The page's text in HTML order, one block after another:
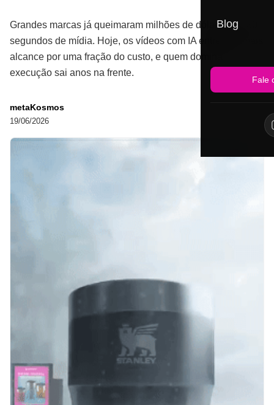
Blog
Fale
Grandes marcas já queimaram milhões de dólares em 30
segundos de mídia. Hoje, os vídeos com IA entregam mais
alcance por uma fração do custo, e quem domina a
execução sai anos na frente.
metaKosmos
19/06/2026